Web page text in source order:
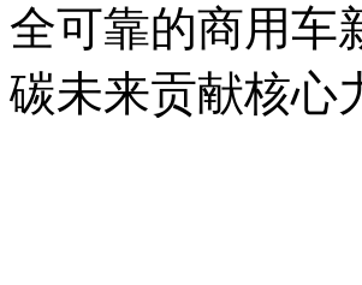
全可靠的商用车
碳未来贡献核心